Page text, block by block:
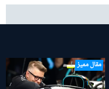
سائقين مثل فيرستابن
مقال مميز